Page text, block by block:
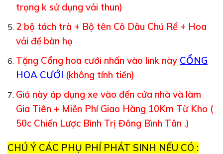
trọng k sử dụng vải thun)
2 bộ tách trà + Bộ tên Cô Dâu Chú Rể + Hoa
vải để bàn họ
Tặng Cổng hoa cưới nhấn vào link này CỔNG
HOA CƯỚI (không tính tiền)
Giá này áp dụng xe vào đến cửa nhà và làm
Gia Tiên + Miễn Phí Giao Hàng 10Km Từ Kho (
50c Chiến Lược Bình Trị Đông Bình Tân .)
CHÚ Ý CÁC PHỤ PHÍ PHÁT SINH NẾU CÓ :